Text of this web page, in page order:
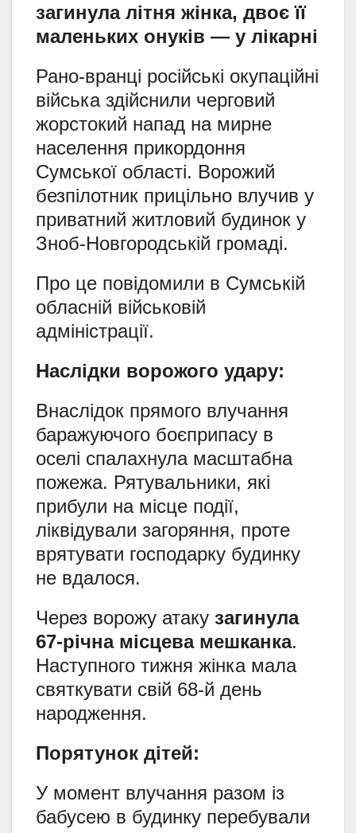
загинула літня жінка, двоє її
маленьких онуків — у лікарні
Рано-вранці російські окупаційні
війська здійснили черговий
жорстокий напад на мирне
населення прикордоння
Сумської області. Ворожий
безпілотник прицільно влучив у
приватний житловий будинок у
Зноб-Новгородській громаді.
Про це повідомили в Сумській
обласній військовій
адміністрації.
Наслідки ворожого удару:
Внаслідок прямого влучання
баражуючого боєприпасу в
оселі спалахнула масштабна
пожежа. Рятувальники, які
прибули на місце події,
ліквідували загоряння, проте
врятувати господарку будинку
не вдалося.
Через ворожу атаку загинула
67-річна місцева мешканка.
Наступного тижня жінка мала
святкувати свій 68-й день
народження.
Порятунок дітей:
У момент влучання разом із
бабусею в будинку перебували